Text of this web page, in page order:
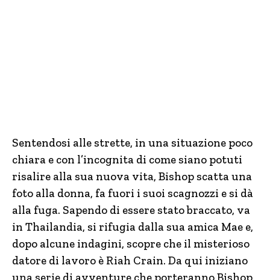
Sentendosi alle strette, in una situazione poco
chiara e con l’incognita di come siano potuti
risalire alla sua nuova vita, Bishop scatta una
foto alla donna, fa fuori i suoi scagnozzi e si dà
alla fuga. Sapendo di essere stato braccato, va
in Thailandia, si rifugia dalla sua amica Mae e,
dopo alcune indagini, scopre che il misterioso
datore di lavoro è Riah Crain. Da qui iniziano